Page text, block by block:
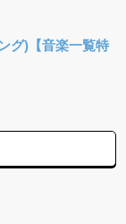
グ)【音楽一覧特